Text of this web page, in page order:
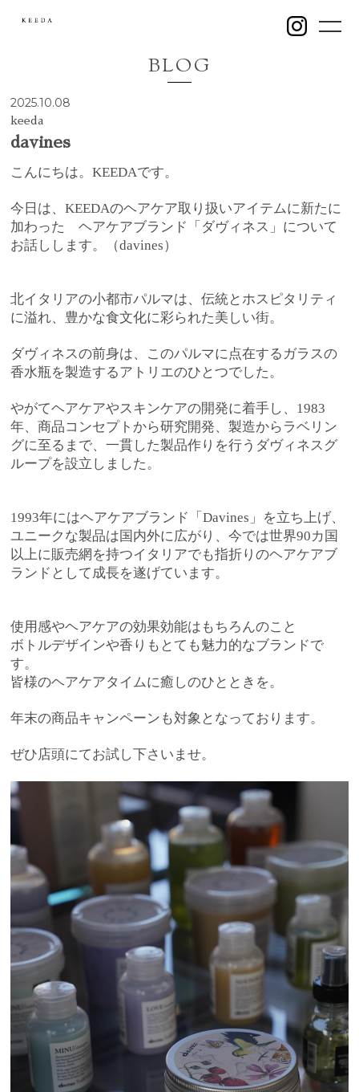
Home
News
Style
Product
Staff
Blog
Salon List
Menu
Color
Head Spa
Media Voice
Contact Recruit
Reservation
BLOG
2025.10.08
keeda
davines
こんにちは。KEEDAです。
今日は、KEEDAのヘアケア取り扱いアイテムに新たに
加わった ヘアケアブランド「ダヴィネス」について
お話しします。（davines）
北イタリアの小都市パルマは、伝統とホスピタリティ
に溢れ、豊かな食文化に彩られた美しい街。
ダヴィネスの前身は、このパルマに点在するガラスの
香水瓶を製造するアトリエのひとつでした。
やがてヘアケアやスキンケアの開発に着手し、1983
年、商品コンセプトから研究開発、製造からラベリン
グに至るまで、一貫した製品作りを行うダヴィネスグ
ループを設立しました。
1993年にはヘアケアブランド「Davines」を立ち上げ、
ユニークな製品は国内外に広がり、今では世界90カ国
以上に販売網を持つイタリアでも指折りのヘアケアブ
ランドとして成長を遂げています。
使用感やヘアケアの効果効能はもちろんのこと
ボトルデザインや香りもとても魅力的なブランドで
す。
皆様のヘアケアタイムに癒しのひとときを。
年末の商品キャンペーンも対象となっております。
ぜひ店頭にてお試し下さいませ。